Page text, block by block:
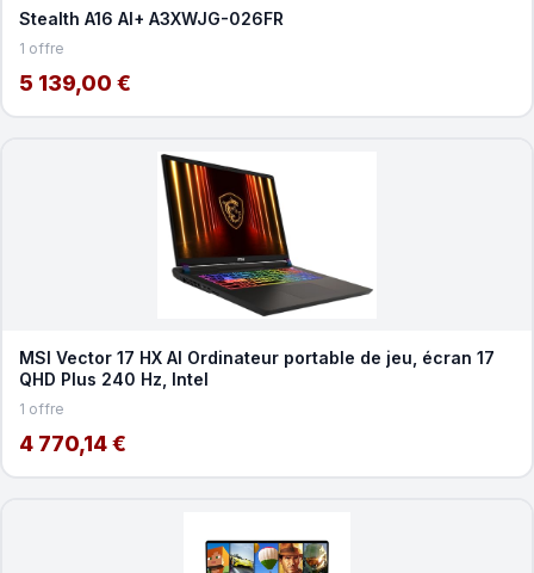
Stealth A16 AI+ A3XWJG-026FR
1 offre
5 139,00 €
MSI Vector 17 HX AI Ordinateur portable de jeu, écran 17
QHD Plus 240 Hz, Intel
1 offre
4 770,14 €